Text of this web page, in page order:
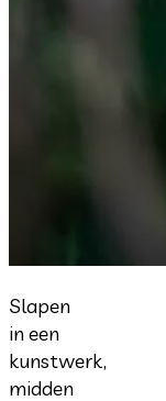
Slapen
in een
kunstwerk,
midden